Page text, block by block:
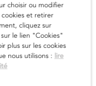
2
€
choisir ou modifier
et retirer
cliquez sur
le lien "Cookies"
plus sur les cookies
nous utilisons : lire